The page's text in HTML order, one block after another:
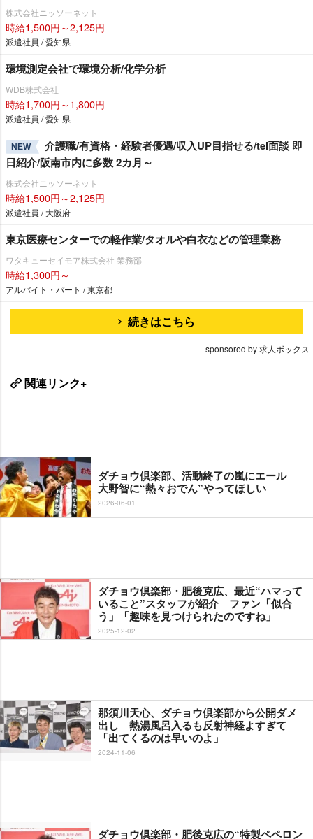
株式会社ニッソーネット
時給1,500円～2,125円
派遣社員 / 愛知県
環境測定会社で環境分析/化学分析
WDB株式会社
時給1,700円～1,800円
派遣社員 / 愛知県
NEW
介護職/有資格・経験者優遇/収入UP目指せる/tel面談 即
日紹介/阪南市内に多数 2カ月～
株式会社ニッソーネット
時給1,500円～2,125円
派遣社員 / 大阪府
東京医療センターでの軽作業/タオルや白衣などの管理業務
ワタキューセイモア株式会社 業務部
時給1,300円～
アルバイト・パート / 東京都
続きはこちら
sponsored by 求人ボックス
関連リンク+
ダチョウ倶楽部、活動終了の嵐にエール
大野智に“熱々おでん”やってほしい
2026-06-01
ダチョウ倶楽部・肥後克広、最近“ハマって
いること”スタッフが紹介 ファン「似合
う」「趣味を見つけられたのですね」
2025-12-02
那須川天心、ダチョウ倶楽部から公開ダメ
出し 熱湯風呂入るも反射神経よすぎて
「出てくるのは早いのよ」
2024-11-06
ダチョウ倶楽部・肥後克広の“特製ペペロン